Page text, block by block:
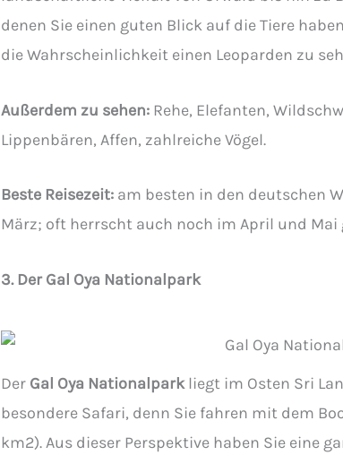
denen Sie einen guten Blick auf die Tiere
die Wahrscheinlichkeit einen Leoparden zu
Außerdem zu sehen: Rehe, Elefanten,
Lippenbären, Affen, zahlreiche Vögel.
Beste Reisezeit: am besten in den deutschen
März; oft herrscht auch noch im April und Mai
3. Der Gal Oya Nationalpark
Der Gal Oya Nationalparkliegt im Osten Sri
besondere Safari, denn Sie fahren mit dem
km2). Aus dieser Perspektive haben Sie eine